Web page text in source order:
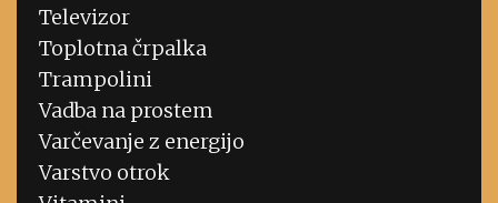
Televizor
Toplotna črpalka
Trampolini
Vadba na prostem
Varčevanje z energijo
Varstvo otrok